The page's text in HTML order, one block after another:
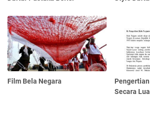
Film Bela Negara
Secara